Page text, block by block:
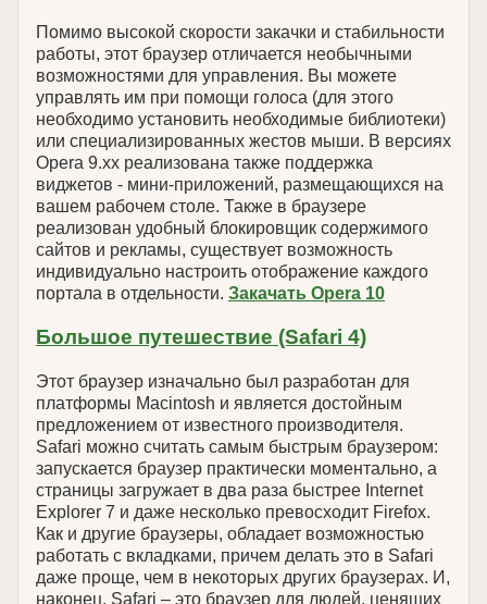
Помимо высокой скорости закачки и стабильности
работы, этот браузер отличается необычными
возможностями для управления. Вы можете
управлять им при помощи голоса (для этого
необходимо установить необходимые библиотеки)
или специализированных жестов мыши. В версиях
Opera 9.xx реализована также поддержка
виджетов - мини-приложений, размещающихся на
вашем рабочем столе. Также в браузере
реализован удобный блокировщик содержимого
сайтов и рекламы, существует возможность
индивидуально настроить отображение каждого
портала в отдельности. Закачать Opera 10
Большое путешествие (Safari 4)
Этот браузер изначально был разработан для
платформы Macintosh и является достойным
предложением от известного производителя.
Safari можно считать самым быстрым браузером:
запускается браузер практически моментально, а
страницы загружает в два раза быстрее Internet
Explorer 7 и даже несколько превосходит Firefox.
Как и другие браузеры, обладает возможностью
работать с вкладками, причем делать это в Safari
даже проще, чем в некоторых других браузерах. И,
наконец, Safari – это браузер для людей, ценящих